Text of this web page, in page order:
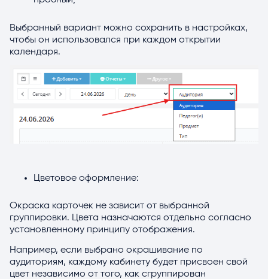
Выбранный вариант можно сохранить в настройках,
чтобы он использовался при каждом открытии
календаря.
Цветовое оформление:
Окраска карточек не зависит от выбранной
группировки. Цвета назначаются отдельно согласно
установленному принципу отображения.
Например, если выбрано окрашивание по
аудиториям, каждому кабинету будет присвоен свой
цвет независимо от того, как сгруппирован